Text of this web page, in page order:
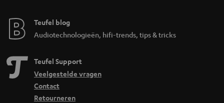
Teufel blog
Audiotechnologieën, hifi-trends, tips & tricks
Teufel Support
Veelgestelde vragen
Contact
Retourneren